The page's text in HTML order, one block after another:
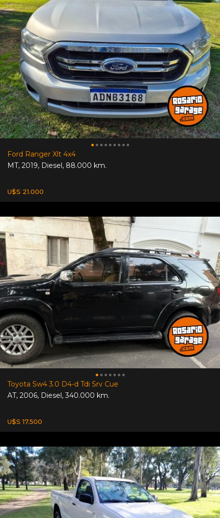
Ford Ranger Xlt 4x4
MT, 2019, Diesel, 88.000 km.
U$S 21.000
Toyota Sw4 3.0 D4-d Tdi Srv Cue
AT, 2006, Diesel,340.000 km.
U$S 17.500